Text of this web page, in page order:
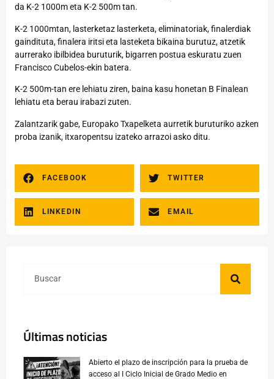
da K-2 1000m eta K-2 500m tan.
K-2 1000mtan, lasterketaz lasterketa, eliminatoriak, finalerdiak
gaindituta, finalera iritsi eta lasteketa bikaina burutuz, atzetik
aurrerako ibilbidea buruturik, bigarren postua eskuratu zuen
Francisco Cubelos-ekin batera.
K-2 500m-tan ere lehiatu ziren, baina kasu honetan B Finalean
lehiatu eta berau irabazi zuten.
Zalantzarik gabe, Europako Txapelketa aurretik buruturiko azken
proba izanik, itxaropentsu izateko arrazoi asko ditu.
FACEBOOK TWITTER
LINKEDIN EMAIL
Últimas noticias
Abierto el plazo de inscripción para la prueba de
acceso al I Ciclo Inicial de Grado Medio en